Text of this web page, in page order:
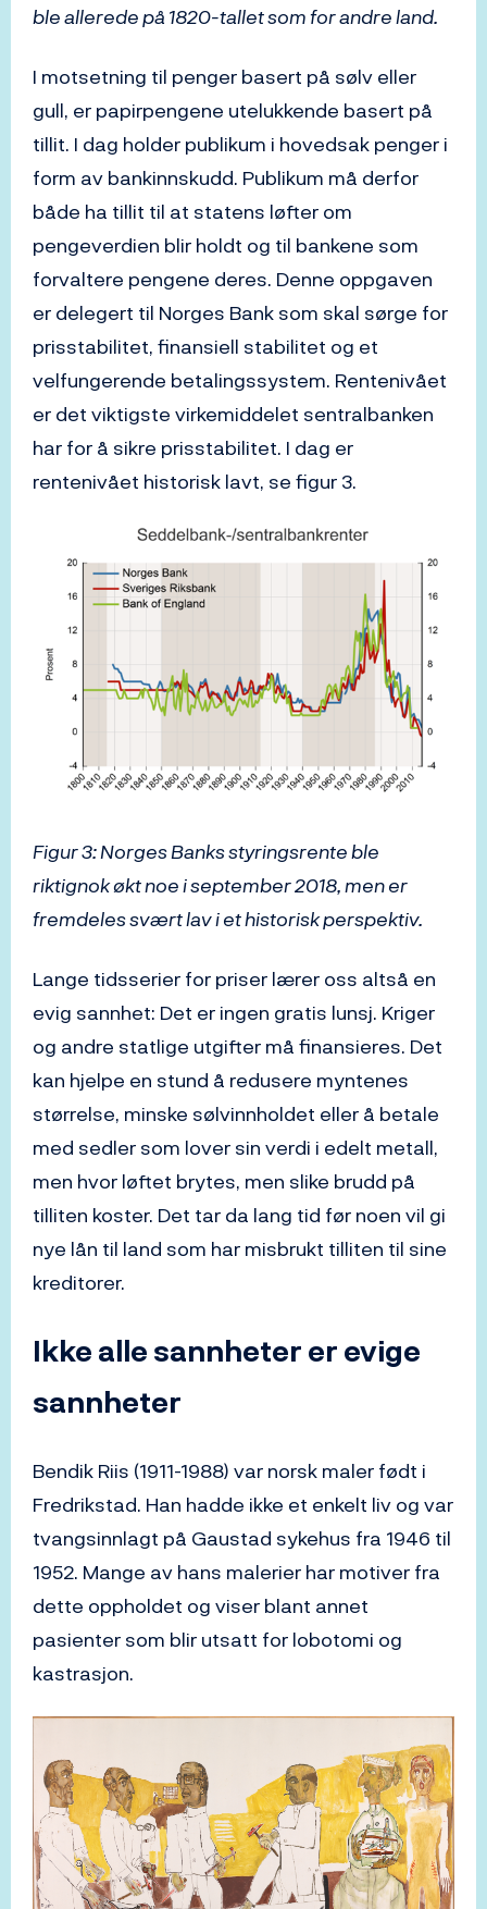
ble allerede på 1820-tallet som for andre land.
I motsetning til penger basert på sølv eller
gull, er papirpengene utelukkende basert på
tillit. I dag holder publikum i hovedsak penger i
form av bankinnskudd. Publikum må derfor
både ha tillit til at statens løfter om
pengeverdien blir holdt og til bankene som
forvaltere pengene deres. Denne oppgaven
er delegert til Norges Bank som skal sørge for
prisstabilitet, finansiell stabilitet og et
velfungerende betalingssystem. Rentenivået
er det viktigste virkemiddelet sentralbanken
har for å sikre prisstabilitet. I dag er
rentenivået historisk lavt, se figur 3.
Figur 3: Norges Banks styringsrente ble
riktignok økt noe i september 2018, men er
fremdeles svært lav i et historisk perspektiv.
Lange tidsserier for priser lærer oss altså en
evig sannhet: Det er ingen gratis lunsj. Kriger
og andre statlige utgifter må finansieres. Det
kan hjelpe en stund å redusere myntenes
størrelse, minske sølvinnholdet eller å betale
med sedler som lover sin verdi i edelt metall,
men hvor løftet brytes, men slike brudd på
tilliten koster. Det tar da lang tid før noen vil gi
nye lån til land som har misbrukt tilliten til sine
kreditorer.
Ikke alle sannheter er evige
sannheter
Bendik Riis (1911-1988) var norsk maler født i
Fredrikstad. Han hadde ikke et enkelt liv og var
tvangsinnlagt på Gaustad sykehus fra 1946 til
1952. Mange av hans malerier har motiver fra
dette oppholdet og viser blant annet
pasienter som blir utsatt for lobotomi og
kastrasjon.